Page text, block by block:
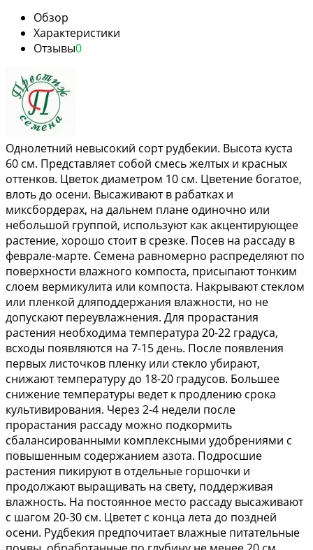
Обзор
Характеристики
Отзывы0
Однолетний невысокий сорт рудбекии. Высота куста
60 см. Представляет собой смесь желтых и красных
оттенков. Цветок диаметром 10 см. Цветение богатое,
влоть до осени. Высаживают в рабатках и
миксбордерах, на дальнем плане одиночно или
небольшой группой, используют как акцентирующее
растение, хорошо стоит в срезке. Посев на рассаду в
феврале-марте. Семена равномерно распределяют по
поверхности влажного компоста, присыпают тонким
слоем вермикулита или компоста. Накрывают стеклом
или пленкой дляподдержания влажности, но не
допускают переувлажнения. Для прорастания
растения необходима температура 20-22 градуса,
всходы появляются на 7-15 день. После появления
первых листочков пленку или стекло убирают,
снижают температуру до 18-20 градусов. Большее
снижение температуры ведет к продлению срока
культивирования. Через 2-4 недели после
прорастания рассаду можно подкормить
сбалансированными комплексными удобрениями с
повышенным содержанием азота. Подросшие
растения пикируют в отдельные горшочки и
продолжают выращивать на свету, поддерживая
влажность. На постоянное место рассаду высаживают
с шагом 20-30 см. Цветет с конца лета до поздней
осени. Рудбекия предпочитает влажные питательные